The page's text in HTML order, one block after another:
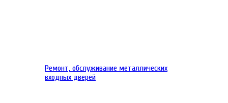
Ремонт, обслуживание металлических
входных дверей